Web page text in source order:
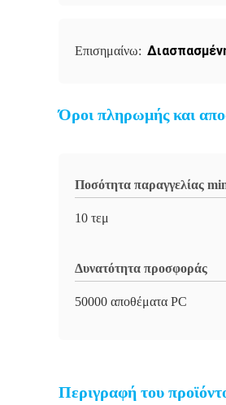
Επισημαίνω:
Όροι πληρωμής και
Ποσότητα παραγγελίας
10 τεμ
Δυνατότητα προσφοράς
50000 αποθέματα PC
Περιγραφή του